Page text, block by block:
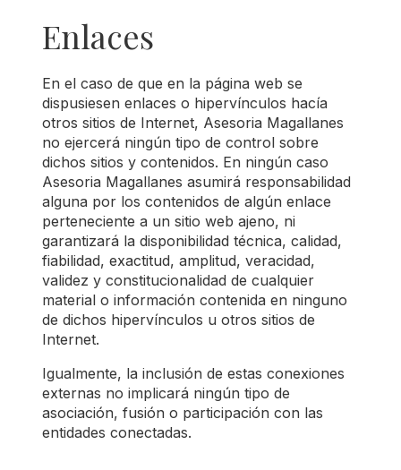
Enlaces
En el caso de que en la página web se
dispusiesen enlaces o hipervínculos hacía
otros sitios de Internet, Asesoria Magallanes
no ejercerá ningún tipo de control sobre
dichos sitios y contenidos. En ningún caso
Asesoria Magallanes asumirá responsabilidad
alguna por los contenidos de algún enlace
perteneciente a un sitio web ajeno, ni
garantizará la disponibilidad técnica, calidad,
fiabilidad, exactitud, amplitud, veracidad,
validez y constitucionalidad de cualquier
material o información contenida en ninguno
de dichos hipervínculos u otros sitios de
Internet.
Igualmente, la inclusión de estas conexiones
externas no implicará ningún tipo de
asociación, fusión o participación con las
entidades conectadas.